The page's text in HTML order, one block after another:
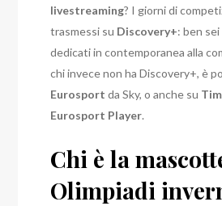
livestreaming? I giorni di
trasmessi su Discovery+: ben
dedicati in contemporanea alla
chi invece non ha Discovery+, è
Eurosport da Sky, o anche su
Eurosport Player.
Chi è la
Olimpiadi